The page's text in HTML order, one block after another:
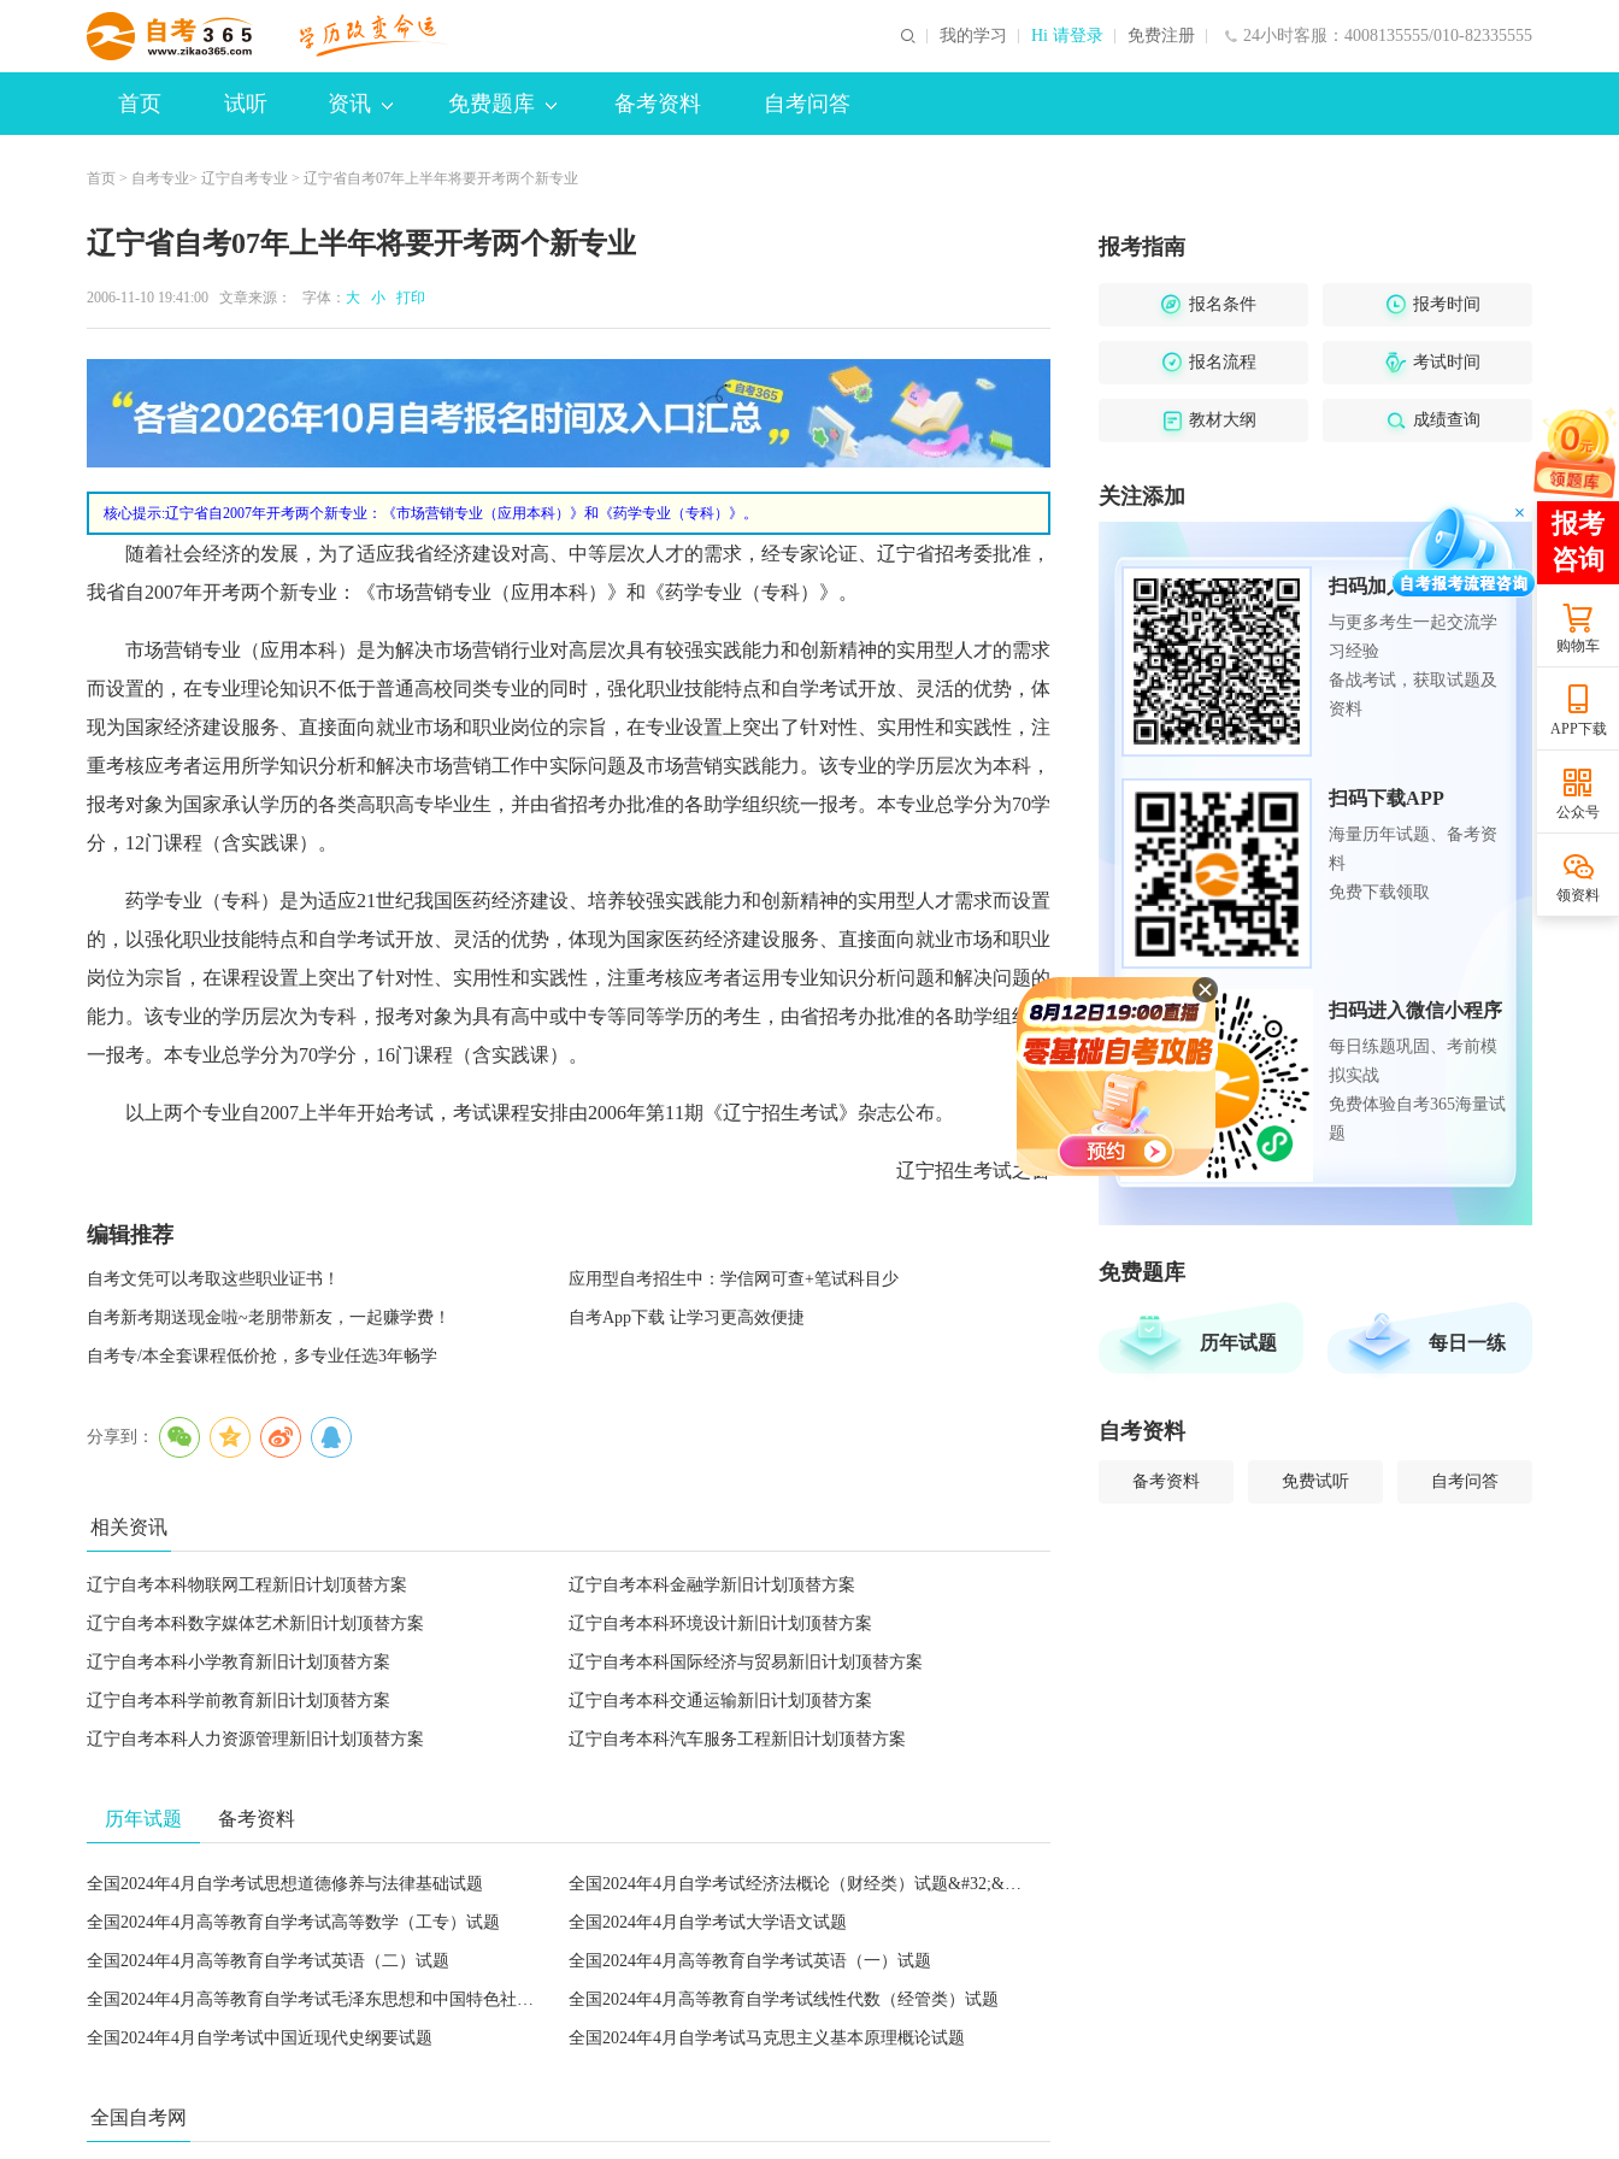
24小时客服：4008135555/010-82335555
我的学习 Hi 请登录 免费注册
首页 试听 资讯 免费题库 备考资料 自考问答
首页 > 自考专业> 辽宁自考专业 > 辽宁省自考07年上半年将要开考两个新专业
辽宁省自考07年上半年将要开考两个新专业
2006-11-10 19:41:00 文章来源： 字体： 大 小 打印
核心提示:辽宁省自2007年开考两个新专业：《市场营销专业（应用本科）》和《药学专业（专科）》。
随着社会经济的发展，为了适应我省经济建设对高、中等层次人才的需求，经专家论证、辽宁省招考委批准，
我省自2007年开考两个新专业：《市场营销专业（应用本科）》和《药学专业（专科）》。
市场营销专业（应用本科）是为解决市场营销行业对高层次具有较强实践能力和创新精神的实用型人才的需求
而设置的，在专业理论知识不低于普通高校同类专业的同时，强化职业技能特点和自学考试开放、灵活的优势，体
现为国家经济建设服务、直接面向就业市场和职业岗位的宗旨，在专业设置上突出了针对性、实用性和实践性，注
重考核应考者运用所学知识分析和解决市场营销工作中实际问题及市场营销实践能力。该专业的学历层次为本科，
报考对象为国家承认学历的各类高职高专毕业生，并由省招考办批准的各助学组织统一报考。本专业总学分为70学
分，12门课程（含实践课）。
药学专业（专科）是为适应21世纪我国医药经济建设、培养较强实践能力和创新精神的实用型人才需求而设置
的，以强化职业技能特点和自学考试开放、灵活的优势，体现为国家医药经济建设服务、直接面向就业市场和职业
岗位为宗旨，在课程设置上突出了针对性、实用性和实践性，注重考核应考者运用专业知识分析问题和解决问题的
能力。该专业的学历层次为专科，报考对象为具有高中或中专等同等学历的考生，由省招考办批准的各助学组织统
一报考。本专业总学分为70学分，16门课程（含实践课）。
以上两个专业自2007上半年开始考试，考试课程安排由2006年第11期《辽宁招生考试》杂志公布。
辽宁招生考试之窗
编辑推荐
自考文凭可以考取这些职业证书！ 应用型自考招生中：学信网可查+笔试科目少
自考新考期送现金啦~老朋带新友，一起赚学费！ 自考App下载 让学习更高效便捷
自考专/本全套课程低价抢，多专业任选3年畅学
分享到：
相关资讯
辽宁自考本科物联网工程新旧计划顶替方案 辽宁自考本科金融学新旧计划顶替方案
辽宁自考本科数字媒体艺术新旧计划顶替方案 辽宁自考本科环境设计新旧计划顶替方案
辽宁自考本科小学教育新旧计划顶替方案 辽宁自考本科国际经济与贸易新旧计划顶替方案
辽宁自考本科学前教育新旧计划顶替方案 辽宁自考本科交通运输新旧计划顶替方案
辽宁自考本科人力资源管理新旧计划顶替方案 辽宁自考本科汽车服务工程新旧计划顶替方案
历年试题 备考资料
全国2024年4月自学考试思想道德修养与法律基础试题 全国2024年4月自学考试经济法概论（财经类）试题&#32;&#32;
全国2024年4月高等教育自学考试高等数学（工专）试题 全国2024年4月自学考试大学语文试题
全国2024年4月高等教育自学考试英语（二）试题 全国2024年4月高等教育自学考试英语（一）试题
全国2024年4月高等教育自学考试毛泽东思想和中国特色社会主义理论体系概论试题 全国2024年4月高等教育自学考试线性代数（经管类）试题
全国2024年4月自学考试中国近现代史纲要试题 全国2024年4月自学考试马克思主义基本原理概论试题
全国自考网
报考指南
报名条件 报考时间
报名流程 考试时间
教材大纲 成绩查询
关注添加
扫码加入备考交流群
与更多考生一起交流学
习经验
备战考试，获取试题及
资料
扫码下载APP
海量历年试题、备考资
料
免费下载领取
扫码进入微信小程序
每日练题巩固、考前模
拟实战
免费体验自考365海量试
题
免费题库
历年试题 每日一练
自考资料
备考资料 免费试听 自考问答
购物车
APP下载
公众号
领资料